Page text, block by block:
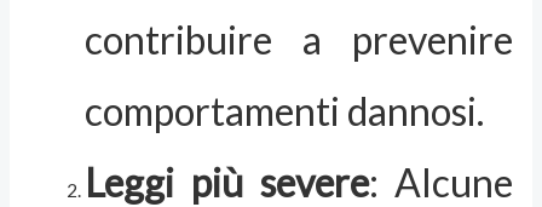
contribuire a prevenire
comportamenti dannosi.
Leggi più severe: Alcune